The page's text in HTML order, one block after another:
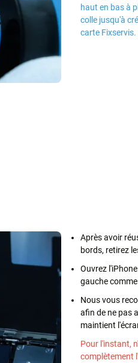
haut en bas à
colle jusqu'à
carte Fixservis.
Après avoir
bords, retirez
Ouvrez
gauche
Nous vous
afin de ne pas
maintient
Pour l'instant,
complètement